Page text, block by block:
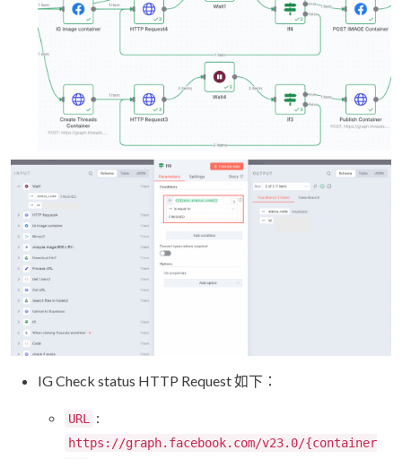
IG Check status HTTP Request 如下：
URL :
https://graph.facebook.com/v23.0/{container